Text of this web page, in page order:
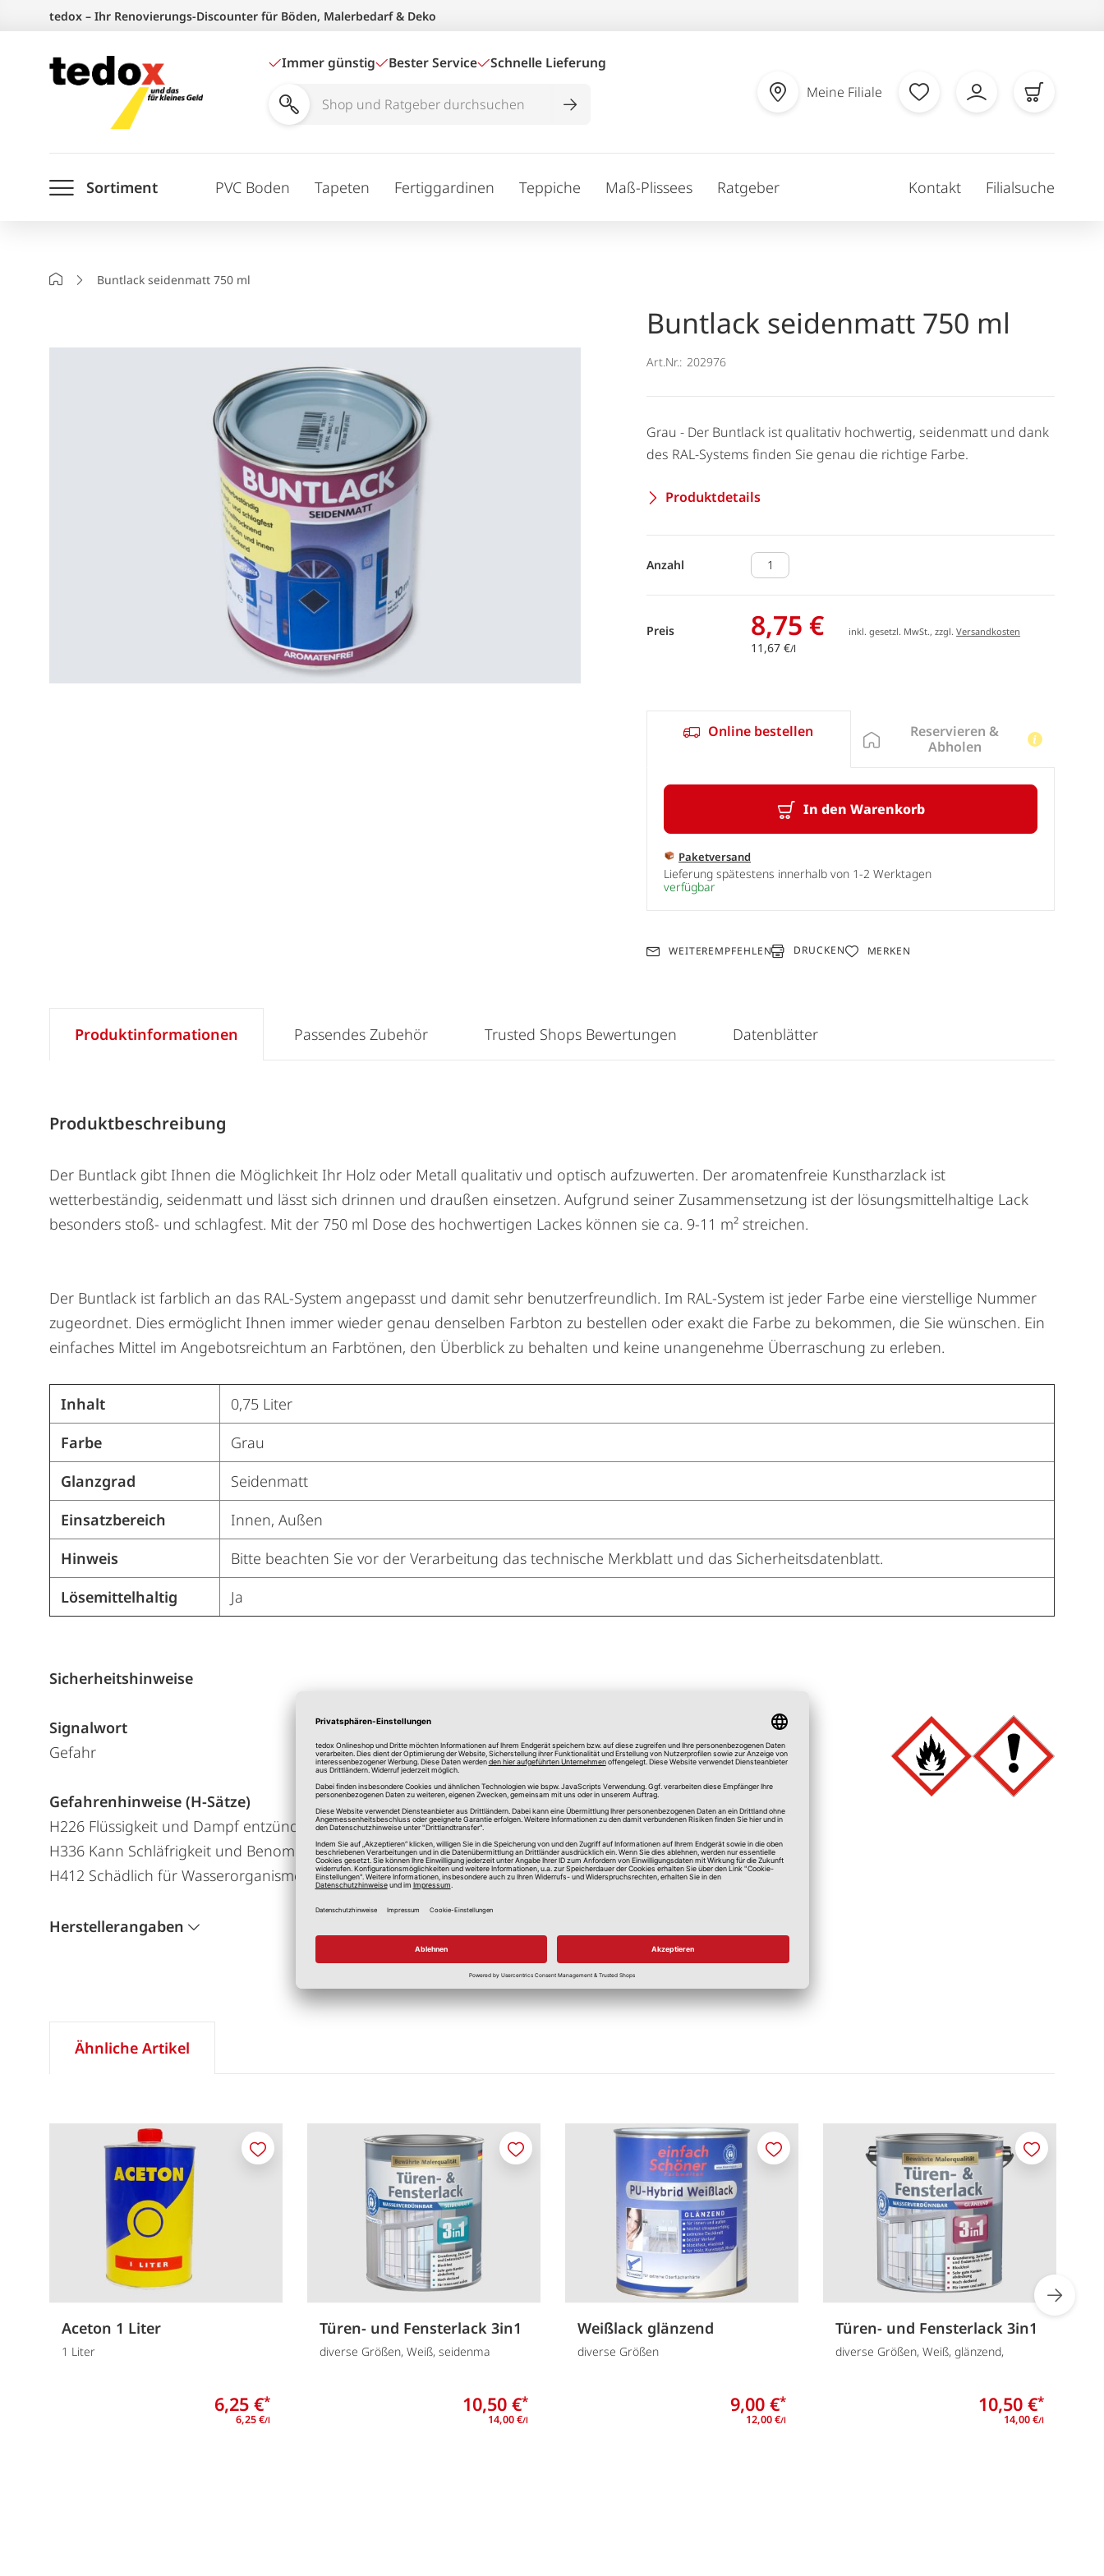
springen
tedox – Ihr Renovierungs-Discounter für Böden, Malerbedarf & Deko
Immer günstig Bester Service Schnelle Lieferung
Shop
durchsuchen
Meine Filiale
Sortiment PVC Boden Tapeten Fertiggardinen Teppiche Maß-Plissees Ratgeber Kontakt Filialsuche
StartseiteBuntlack seidenmatt 750 ml
Buntlack seidenmatt 750 ml
Art.Nr.: 202976
Grau - Der Buntlack ist qualitativ hochwertig, seidenmatt und dank
des RAL-Systems finden Sie genau die richtige Farbe.
Produktdetails
Anzahl
Preis 8,75 €
11,67 €/l
inkl. gesetzl. MwSt., zzgl.Versandkosten
Online bestellen
In den Warenkorb
Paketversand
Lieferung spätestens innerhalb von 1-2 Werktagen
verfügbar
Reservieren &
Abholen
WEITEREMPFEHLEN DRUCKEN MERKEN
Produktinformationen
Produktbeschreibung
Der Buntlack gibt Ihnen die Möglichkeit Ihr Holz oder Metall qualitativ und optisch aufzuwerten. Der aromatenfreie Kunstharzlack ist
wetterbeständig, seidenmatt und lässt sich drinnen und draußen einsetzen. Aufgrund seiner Zusammensetzung ist der lösungsmittelhaltige Lack
besonders stoß- und schlagfest. Mit der 750 ml Dose des hochwertigen Lackes können sie ca. 9-11 m² streichen.
Der Buntlack ist farblich an das RAL-System angepasst und damit sehr benutzerfreundlich. Im RAL-System ist jeder Farbe eine vierstellige Nummer
zugeordnet. Dies ermöglicht Ihnen immer wieder genau denselben Farbton zu bestellen oder exakt die Farbe zu bekommen, die Sie wünschen. Ein
einfaches Mittel im Angebotsreichtum an Farbtönen, den Überblick zu behalten und keine unangenehme Überraschung zu erleben.
Inhalt
0,75 Liter
Farbe
Grau
Glanzgrad
Seidenmatt
Einsatzbereich
Innen, Außen
Hinweis
Bitte beachten Sie vor der Verarbeitung das technische Merkblatt und das Sicherheitsdatenblatt.
Lösemittelhaltig
Ja
Sicherheitshinweise
Signalwort
Gefahr
Gefahrenhinweise (H-Sätze)
H226 Flüssigkeit und Dampf entzündbar.
H336 Kann Schläfrigkeit und Benommenheit verursachen.
H412 Schädlich für Wasserorganismen, mit langfristiger Wirkung.
Herstellerangaben
Passendes Zubehör Trusted Shops Bewertungen Datenblätter
Ähnliche Artikel
Aceton 1 Liter
1 Liter
6,25 €*
6,25 €/l
Merken
Türen- und Fensterlack 3in1
diverse Größen, Weiß, seidenma
10,50 €*
14,00 €/l
Merken
Weißlack glänzend
diverse Größen
9,00 €*
12,00 €/l
Merken
Türen- und Fensterlack 3in1
diverse Größen, Weiß, glänzend,
10,50 €*
14,00 €/l
Merken